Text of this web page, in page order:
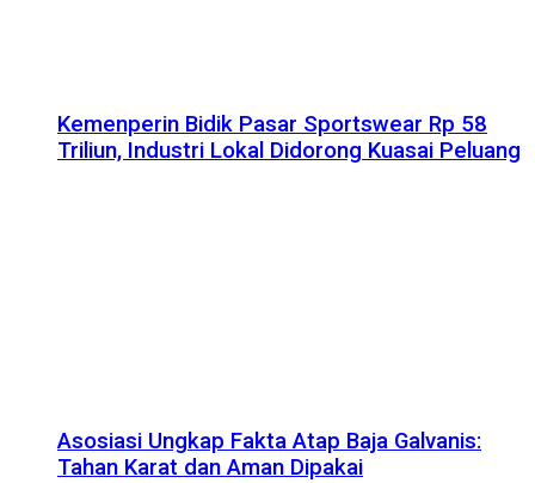
Kemenperin Bidik Pasar Sportswear Rp 58
Triliun, Industri Lokal Didorong Kuasai Peluang
Asosiasi Ungkap Fakta Atap Baja Galvanis:
Tahan Karat dan Aman Dipakai